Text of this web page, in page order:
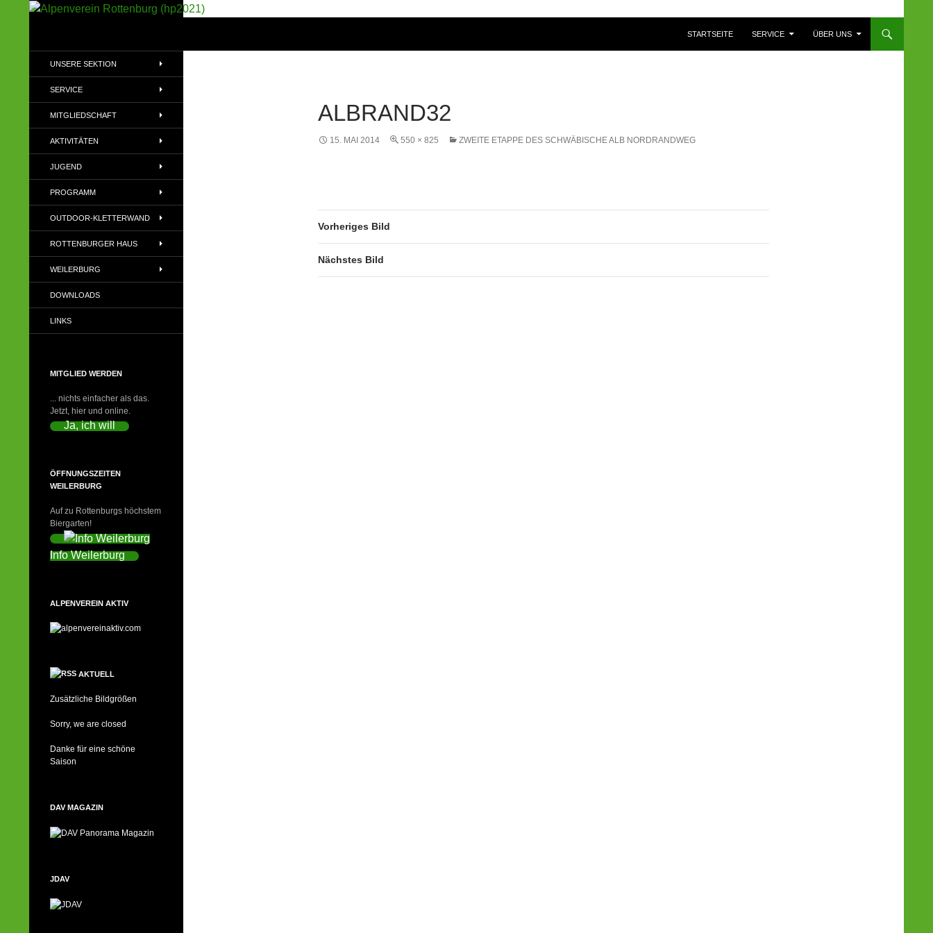
STARTSEITE
SERVICE ÜBER UNS
ALBRAND32
15. MAI 2014 550 × 825 ZWEITE ETAPPE DES SCHWÄBISCHE ALB NORDRANDWEG
Vorheriges Bild
Nächstes Bild
(DAV)
UNSERE SEKTION
SERVICE
MITGLIEDSCHAFT
AKTIVITÄTEN
JUGEND
PROGRAMM
OUTDOOR-KLETTERWAND
ROTTENBURGER HAUS
WEILERBURG
DOWNLOADS
LINKS
MITGLIED WERDEN
... nichts einfacher als das.
Jetzt, hier und online.
Ja, ich will
ÖFFNUNGSZEITEN
WEILERBURG
Auf zu Rottenburgs höchstem
Biergarten!
Info Weilerburg
ALPENVEREIN AKTIV
AKTUELL
Zusätzliche Bildgrößen
Sorry, we are closed
Danke für eine schöne
Saison
DAV MAGAZIN
JDAV